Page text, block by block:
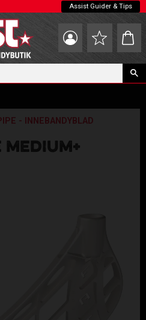
Assist Guider & Tips
Favoriter
- INNEBANDYBLAD
MEDIUM+